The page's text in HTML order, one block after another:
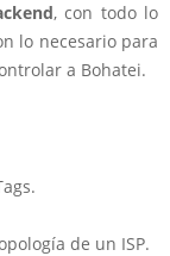
, con todo lo
lo necesario para
a Bohatei.
de un ISP.